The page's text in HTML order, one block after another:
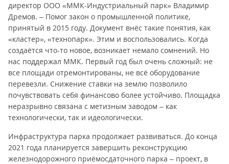
директор ООО «ММК-Индустриальный парк» Владимир
Дремов. – Помог закон о промышленной политике,
принятый в 2015 году. Документ внёс такие понятия, как
«кластер», «технопарк». Этим и воспользовались. Когда
создаётся что-то новое, возникает немало сомнений. Но
нас поддержал ММК. Первый год был очень сложный: не
все площади отремонтированы, не всё оборудование
перевезли. Снижение ставки на землю позволило
почувствовать себя финансово более устойчиво. Площадка
неразрывно связана с метизным заводом – как
технологически, так и идеологически.
Инфраструктура парка продолжает развиваться. До конца
2021 года планируется завершить реконструкцию
железнодорожного приёмосдаточного парка – проект, в